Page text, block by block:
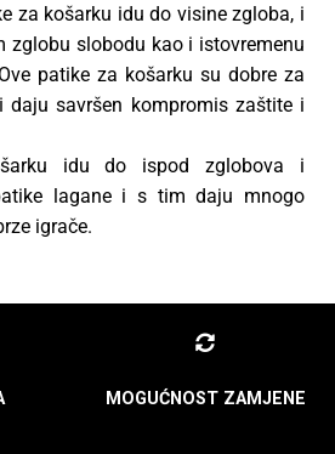
za košarku idu do visine zgloba, i
zglobu slobodu kao i istovremenu
patike za košarku su dobre za
daju savršen kompromis zaštite i
idu do ispod zglobova i
lagane i s tim daju mnogo
igrače.
MOGUĆNOST ZAMJENE